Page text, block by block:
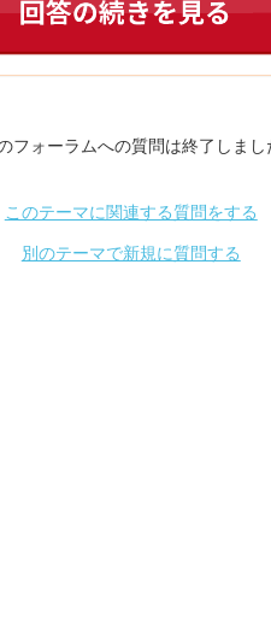
フォーラムへの質問は終了しまし
このテーマに関連する質問をする
別のテーマで新規に質問する